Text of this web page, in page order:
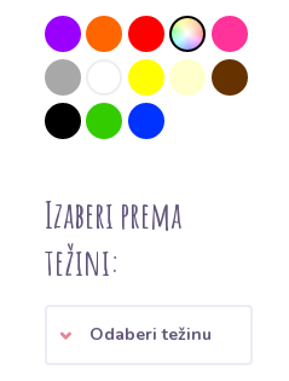
Izaberi prema
težini:
Odaberi težinu